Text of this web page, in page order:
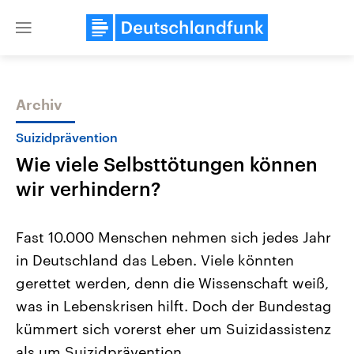
Close
Themen
Landtagswahl Sachsen-Anhalt
2026
Alle Informationen
Sachsen-Anhalt wählt am 6.
September 2026 einen neuen
Landtag. Seit 2021 wird das
Bundesland von einer Koalition aus
USA
Aktuelle Beiträge,
Hintergründe
Wirtschaftlich und
gehören die Vereinigten
den mächtigsten Ländern
Archiv
Suizidprävention
Wie viele Selbsttötungen können
wir verhindern?
Fast 10.000 Menschen nehmen sich jedes Jahr
in Deutschland das Leben. Viele könnten
gerettet werden, denn die Wissenschaft weiß,
was in Lebenskrisen hilft. Doch der Bundestag
kümmert sich vorerst eher um Suizidassistenz